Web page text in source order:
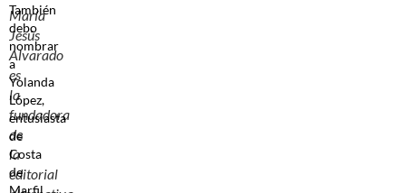
María
Jesús
Alvarado
es
la
fundadora
de
la
editorial
También
debo
nombrar
a
Yolanda
López,
entusiasta
de
Costa
de
Marfil